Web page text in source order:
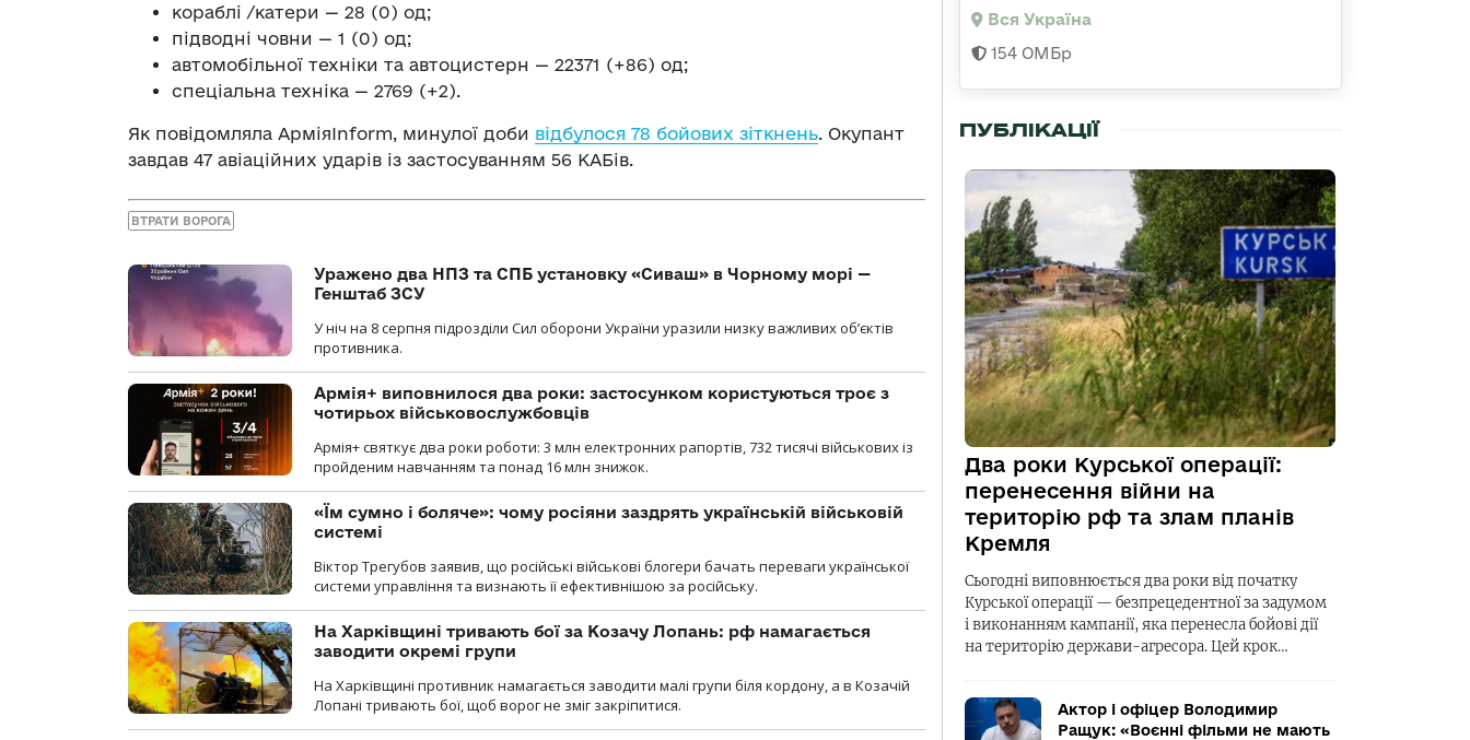
кораблі /катери — 28 (0) од;
підводні човни — 1 (0) од;
автомобільної техніки та автоцистерн — 22371 (+86) од;
спеціальна техніка — 2769 (+2).
Як повідомляла АрміяInform, минулої доби відбулося 78 бойових зіткнень. Окупант
завдав 47 авіаційних ударів із застосуванням 56 КАБів.
ВТРАТИ ВОРОГА
Уражено два НПЗ та СПБ установку «Сиваш» в Чорному морі —
Генштаб ЗСУ
У ніч на 8 серпня підрозділи Сил оборони України уразили низку важливих об’єктів
противника.
Армія+ виповнилося два роки: застосунком користуються троє з
чотирьох військовослужбовців
Армія+ святкує два роки роботи: 3 млн електронних рапортів, 732 тисячі військових із
пройденим навчанням та понад 16 млн знижок.
«Їм сумно і боляче»: чому росіяни заздрять українській військовій
системі
Віктор Трегубов заявив, що російські військові блогери бачать переваги української
системи управління та визнають її ефективнішою за російську.
На Харківщині тривають бої за Козачу Лопань: рф намагається
заводити окремі групи
На Харківщині противник намагається заводити малі групи біля кордону, а в Козачій
Лопані тривають бої, щоб ворог не зміг закріпитися.
Вся Україна
154 ОМБр
ПУБЛІКАЦІЇ
Два роки Курської операції:
перенесення війни на
територію рф та злам планів
Кремля
Сьогодні виповнюється два роки від початку
Курської операції — безпрецедентної за задумом
і виконанням кампанії, яка перенесла бойові дії
на територію держави-агресора. Цей крок…
Актор і офіцер Володимир
Ращук: «Воєнні фільми не мають